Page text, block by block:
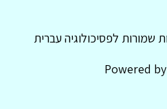
Powered by